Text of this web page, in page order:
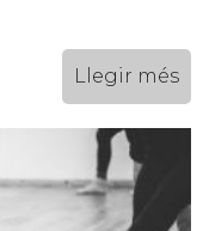
Llegir més